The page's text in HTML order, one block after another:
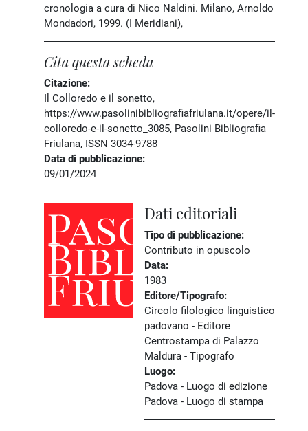
cronologia a cura di Nico Naldini. Milano, Arnoldo
Mondadori, 1999. (I Meridiani),
Cita questa scheda
Citazione:
Il Colloredo e il sonetto,
https://www.pasolinibibliografiafriulana.it/opere/il-
colloredo-e-il-sonetto_3085, Pasolini Bibliografia
Friulana, ISSN 3034-9788
Data di pubblicazione:
09/01/2024
Dati editoriali
Tipo di pubblicazione:
Contributo in opuscolo
Data:
1983
Editore/Tipografo:
Circolo filologico linguistico
padovano - Editore
Centrostampa di Palazzo
Maldura - Tipografo
Luogo:
Padova - Luogo di edizione
Padova - Luogo di stampa